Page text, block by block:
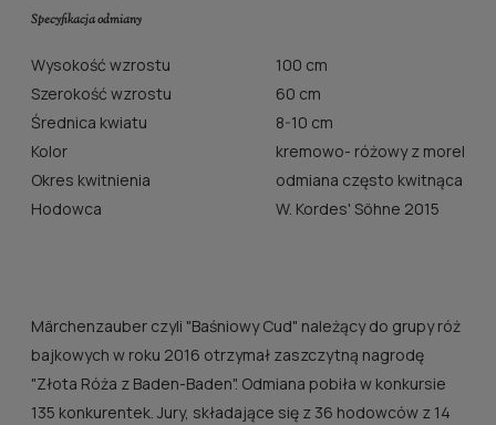
Specyfikacja odmiany
Wysokość wzrostu
100 cm
Szerokość wzrostu
60 cm
Średnica kwiatu
8-10 cm
Kolor
kremowo- różowy z
Okres kwitnienia
odmiana często kwitnąca
Hodowca
W. Kordes' Söhne 2015
Märchenzauber czyli "Baśniowy Cud" należący do grupy róż
bajkowych w roku 2016 otrzymał zaszczytną nagrodę
"Złota Róża z Baden-Baden". Odmiana pobiła w konkursie
135 konkurentek. Jury, składające się z 36 hodowców z 14